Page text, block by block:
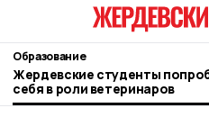
Образование
Жердевские студенты
себя в роли ветеринаров